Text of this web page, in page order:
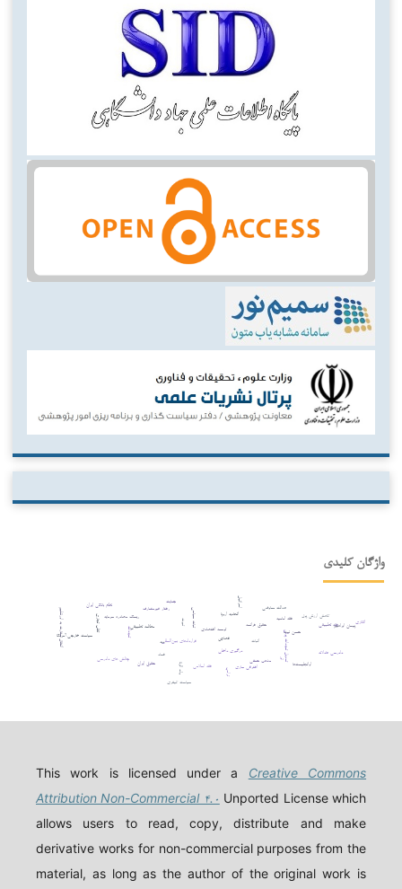
واژگان کلیدی
ثبات سیاسی توسعه اقتصادی
فساد درگیری داخلی
ریسک مصادره سرمایه
ثبوت
اثبات
تعهدات
حقوق ایران
حقوق فرانسه مطالعه تطبیقی
رفتار غیرمتعارف
تقلب تجاری
قراردادهای بین‌المللی
حسن نیت
اتحادیه اروپا کاهش ارزش پول
نظام بانکی ایران
فقه اسلامی
رباتعدیل تعهدات پولی
عدالت معاوضی
دیه قصاص
ولد الزنا
فقه امامیه
مذهب حنفی
جنایت
فقه تطبیقی
اوانجلیست‌ها
سیاست خارجی آمریکا
ترامپ
اسرائیل
انتقال سفارت به اورشلیم پیمان ابراهیم
افترقی سازی
دادرسی عادلانه
چالش های دادرسی
سیاست کیفری
اتانازی
This work is licensed under a Creative Commons
Attribution Non-Commercial ۴.۰ Unported License which
allows users to read, copy, distribute and make
derivative works for non-commercial purposes from the
material, as long as the author of the original work is